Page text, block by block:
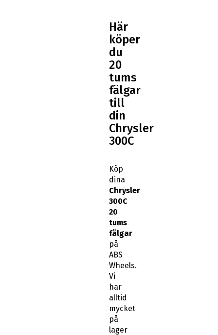
Här
köper
du
20
tums
fälgar
till
din
Chrysler
300C
Köp
dina
Chrysler
300C
20
tums
fälgar
på
ABS
Wheels.
Vi
har
alltid
mycket
på
lager